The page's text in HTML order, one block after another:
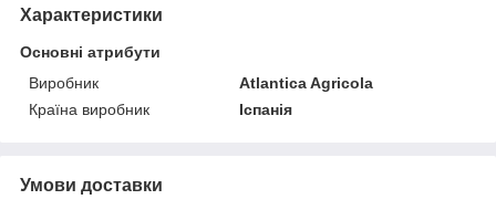
Характеристики
Основні атрибути
Виробник
Atlantica Agricola
Країна виробник
Іспанія
Умови доставки